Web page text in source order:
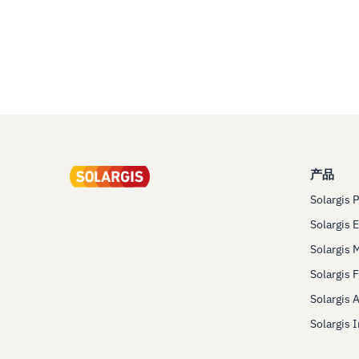
产品
Solargis
Solargis
Solargis
Solargis
Solargis
Solargis